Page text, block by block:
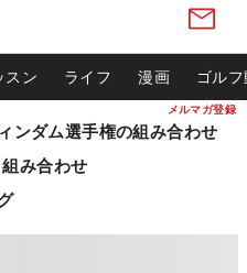
メルマガ登録
スン ライフ 漫画 ゴル
ンダム選手権の組み合わせ
み合わせ